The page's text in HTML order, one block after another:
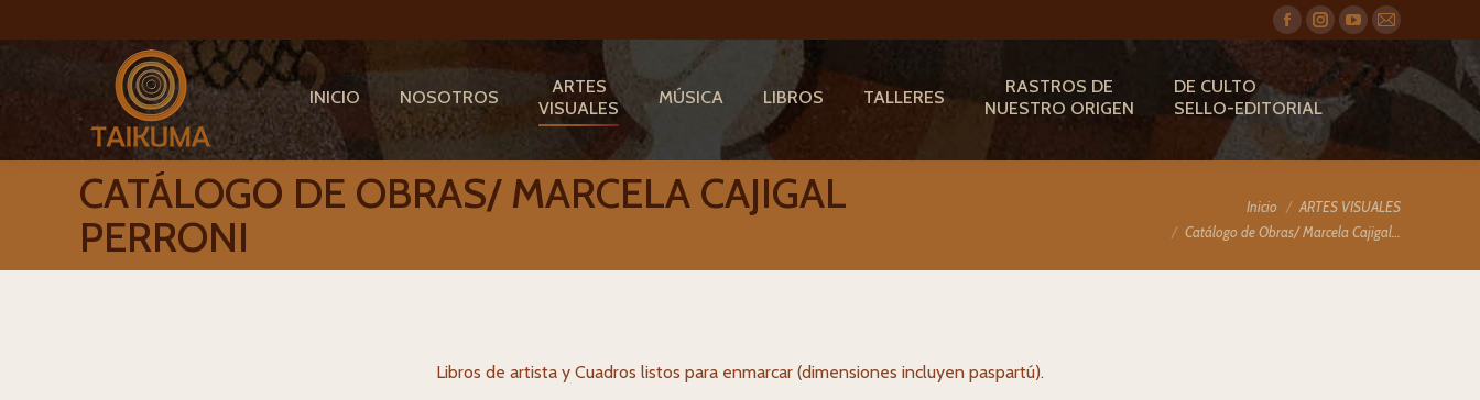
FacebookInstagram
YouTube
Mail
INICIO NOSOTROS
ARTES
VISUALES
MÚSICA LIBROS TALLERES
RASTROS DE
NUESTRO ORIGEN
DE CULTO
SELLO-EDITORIAL
CATÁLOGO DE OBRAS/ MARCELA CAJIGAL
PERRONI
Inicio
ARTES VISUALES
Catálogo de Obras/ Marcela Cajigal…
Libros de artista y Cuadros listos para enmarcar (dimensiones incluyen paspartú).